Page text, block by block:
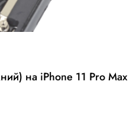
на iPhone 11 Pro Max